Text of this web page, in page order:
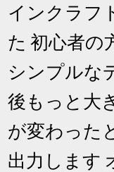
インクラフ
た 初心者の
シンプルな
後もっと大
が変わった
出力します